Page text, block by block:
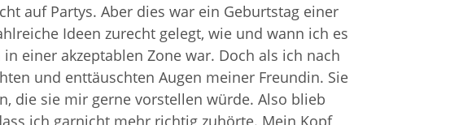
auf Partys. Aber dies war ein Geburtstag einer
Ideen zurecht gelegt, wie und wann ich es
einer akzeptablen Zone war. Doch als ich nach
und enttäuschten Augen meiner Freundin. Sie
die sie mir gerne vorstellen würde. Also blieb
ich garnicht mehr richtig zuhörte. Mein Kopf